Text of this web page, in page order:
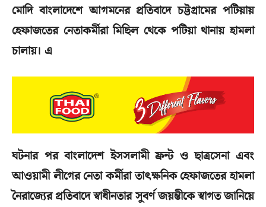
মোদি বাংলাদেশে আগমনের প্রতিবাদে চট্টগ্রামের পটিয়ায়
হেফাজতের নেতাকর্মীরা মিছিল থেকে পটিয়া থানায় হামলা
চালায়। এ
ঘটনার পর বাংলাদেশ ইসসলামী ফ্রন্ট ও ছাত্রসেনা এবং
আওয়ামী লীগের নেতা কর্মীরা তাৎক্ষনিক হেফাজতের হামলা
নৈরাজ্যের প্রতিবাদে স্বাধীনতার সুবর্ণ জয়ন্তীকে স্বাগত জানিয়ে